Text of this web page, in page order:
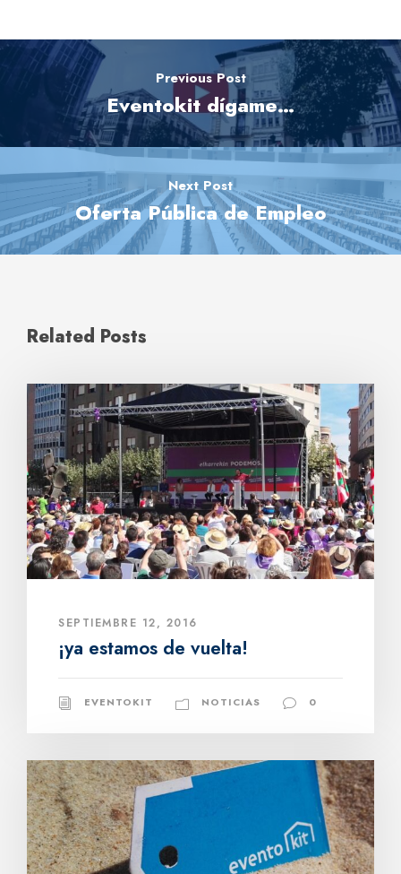
Previous Post
Eventokit dígame…
Next Post
Oferta Pública de Empleo
Related Posts
SEPTIEMBRE 12, 2016
¡ya estamos de vuelta!
EVENTOKIT NOTICIAS 0